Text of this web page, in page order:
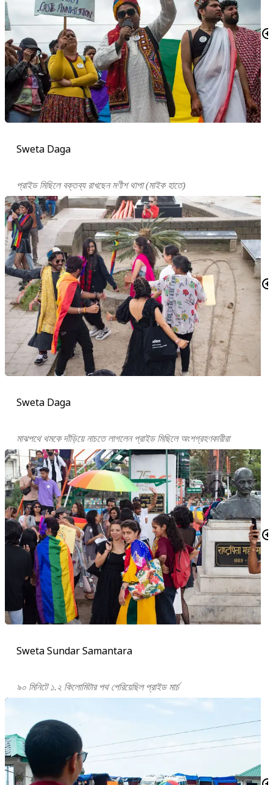
Sweta Daga
প্রাইড মিছিলে বক্তব্য রাখছেন মণীশ থাপা (মাইক হাতে)
Sweta Daga
মাঝপথে থমকে দাঁড়িয়ে নাচতে লাগলেন প্রাইড মিছিলে অংশগ্রহণকারীরা
Sweta Sundar Samantara
৯০ মিনিটে ১.২ কিলোমিটার পথ পেরিয়েছিল প্রাইড মার্চ